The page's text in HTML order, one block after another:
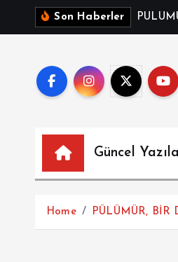
Son Haberler PÜ L Ü M
Güncel
Home PÜLÜMÜR,